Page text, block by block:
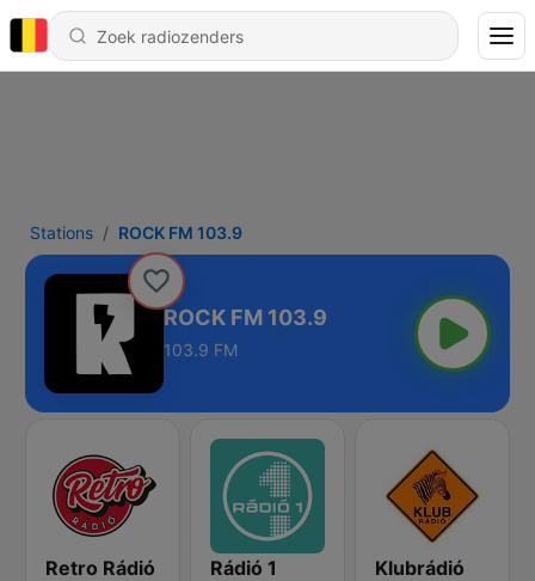
Stations ROCK FM 103.9
ROCK FM 103.9
103.9 FM
Retro Rádió Rádió 1 Klubrádió